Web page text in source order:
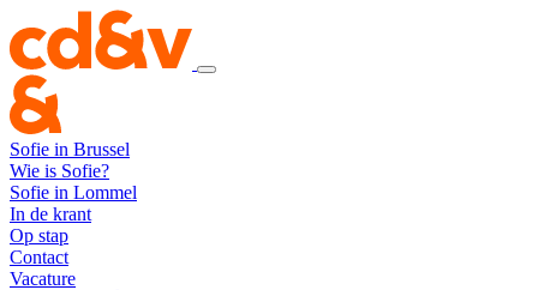
Sofie in Brussel
Wie is Sofie?
Sofie in Lommel
In de krant
Op stap
Contact
Vacature